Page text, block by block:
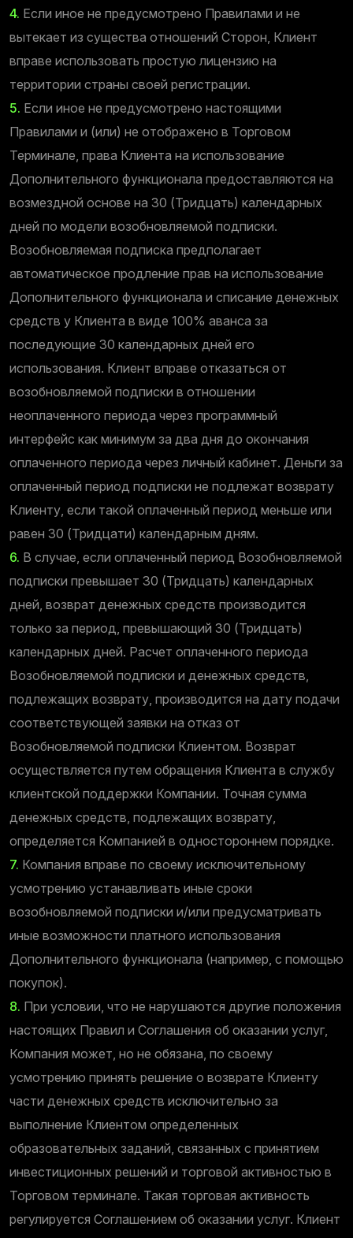
4. Если иное не предусмотрено Правилами и не
вытекает из существа отношений Сторон, Клиент
вправе использовать простую лицензию на
территории страны своей регистрации.
5. Если иное не предусмотрено настоящими
Правилами и (или) не отображено в Торговом
Терминале, права Клиента на использование
Дополнительного функционала предоставляются на
возмездной основе на 30 (Тридцать) календарных
дней по модели возобновляемой подписки.
Возобновляемая подписка предполагает
автоматическое продление прав на использование
Дополнительного функционала и списание денежных
средств у Клиента в виде 100% аванса за
последующие 30 календарных дней его
использования. Клиент вправе отказаться от
возобновляемой подписки в отношении
неоплаченного периода через программный
интерфейс как минимум за два дня до окончания
оплаченного периода через личный кабинет. Деньги за
оплаченный период подписки не подлежат возврату
Клиенту, если такой оплаченный период меньше или
равен 30 (Тридцати) календарным дням.
6. В случае, если оплаченный период Возобновляемой
подписки превышает 30 (Тридцать) календарных
дней, возврат денежных средств производится
только за период, превышающий 30 (Тридцать)
календарных дней. Расчет оплаченного периода
Возобновляемой подписки и денежных средств,
подлежащих возврату, производится на дату подачи
соответствующей заявки на отказ от
Возобновляемой подписки Клиентом. Возврат
осуществляется путем обращения Клиента в службу
клиентской поддержки Компании. Точная сумма
денежных средств, подлежащих возврату,
определяется Компанией в одностороннем порядке.
7. Компания вправе по своему исключительному
усмотрению устанавливать иные сроки
возобновляемой подписки и/или предусматривать
иные возможности платного использования
Дополнительного функционала (например, с помощью
покупок).
8. При условии, что не нарушаются другие положения
настоящих Правил и Соглашения об оказании услуг,
Компания может, но не обязана, по своему
усмотрению принять решение о возврате Клиенту
части денежных средств исключительно за
выполнение Клиентом определенных
образовательных заданий, связанных с принятием
инвестиционных решений и торговой активностью в
Торговом терминале. Такая торговая активность
регулируется Соглашением об оказании услуг. Клиент